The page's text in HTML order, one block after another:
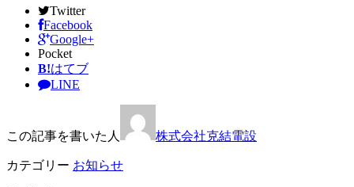
Twitter
Facebook
Google+
Pocket
B!はてブ
LINE
この記事を書いた人 株式会社克結電設
カテゴリー お知らせ